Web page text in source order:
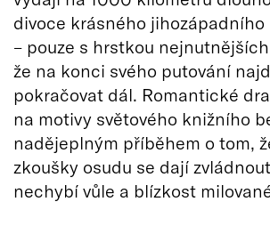
divoce krásného jihozápadního
– pouze s hrstkou
že na konci svého putování
pokračovat dál. Romantické
na motivy světového knižního
nadějeplným příběhem o tom,
zkoušky osudu se dají
nechybí vůle a blízkost